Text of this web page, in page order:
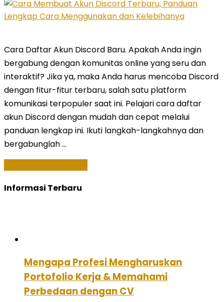
Cara Daftar Akun Discord Baru. Apakah Anda ingin
bergabung dengan komunitas online yang seru dan
interaktif? Jika ya, maka Anda harus mencoba Discord
dengan fitur-fitur terbaru, salah satu platform
komunikasi terpopuler saat ini. Pelajari cara daftar
akun Discord dengan mudah dan cepat melalui
panduan lengkap ini. Ikuti langkah-langkahnya dan
bergabunglah …
Informasi Terbaru
Mengapa Profesi Mengharuskan
Portofolio Kerja & Memahami
Perbedaan dengan CV